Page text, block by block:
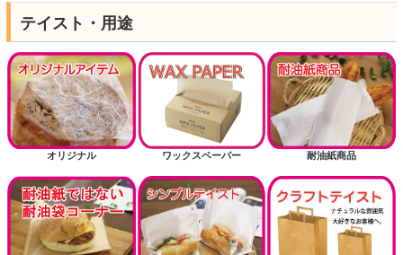
テイスト・用途
オリジナル ワックスペーパー 耐油紙商品